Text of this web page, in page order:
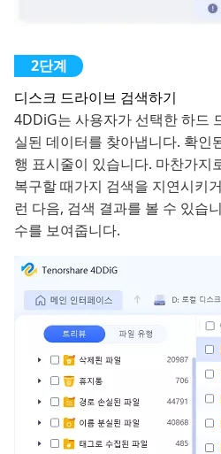
디스크 드라이브 검색하기
4DDiG는 사용자가 선택한 하드
실된 데이터를 찾아냅니다. 확인
행 표시줄이 있습니다. 마찬가지
복구할 때가지 검색을 지연시키
런 다음, 검색 결과를 볼 수 있습
수를 보여줍니다.